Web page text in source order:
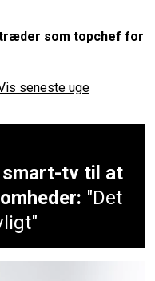
som topchef for
seneste uge
smart-tv til at
"Det